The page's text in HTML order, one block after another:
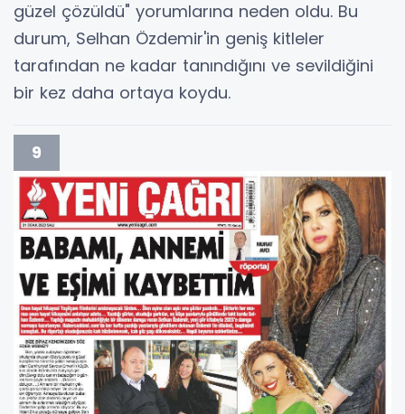
güzel çözüldü" yorumlarına neden oldu. Bu
durum, Selhan Özdemir'in geniş kitleler
tarafından ne kadar tanındığını ve sevildiğini
bir kez daha ortaya koydu.
9